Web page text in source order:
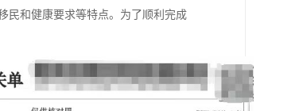
民和健康要求等特点。为了顺利完成